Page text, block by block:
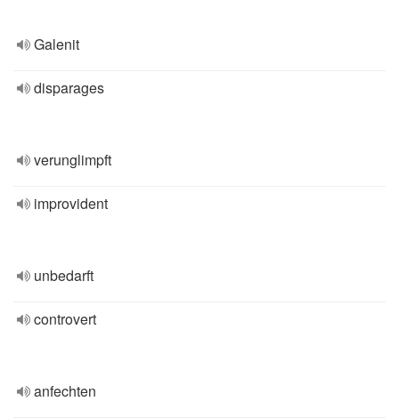
Galenit
disparages
verunglimpft
improvident
unbedarft
controvert
anfechten